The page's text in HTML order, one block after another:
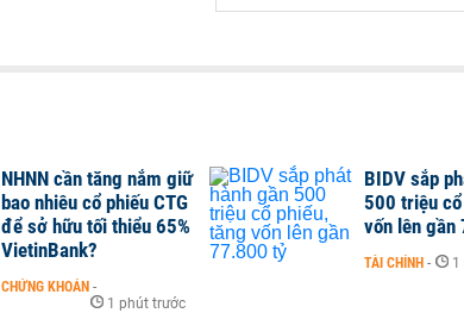
NHNN cần tăng nắm giữ
bao nhiêu cổ phiếu CTG
để sở hữu tối thiểu 65%
VietinBank?
CHỨNG KHOÁN -
1 phút trước
BIDV sắp
500 triệu
vốn lên
TÀI CHÍNH - 1